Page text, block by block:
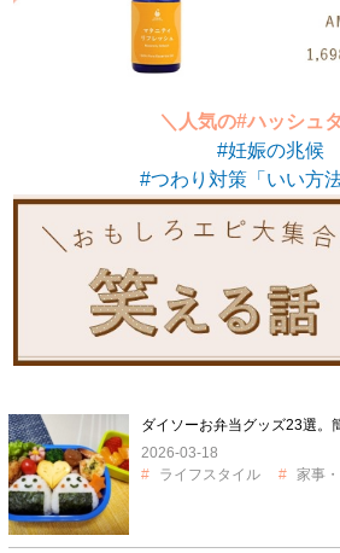
＼人気の#ハッシュ
#妊娠の兆候
#つわり対策「いい方法
ダイソーお弁当グッズ23選。
2026-03-18
ライフスタイル
家事